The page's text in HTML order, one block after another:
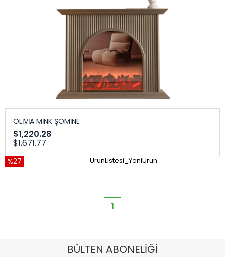
OLİVİA MİNK ŞÖMİNE
$1,220.28
$1,671.77
%27 UrunListesi_YeniUrun
1
BÜLTEN ABONELİĞİ